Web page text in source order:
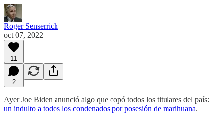
Roger Senserrich
oct 07, 2022
11
2
Ayer Joe Biden anunció algo que copó todos los titulares del país:
un indulto a todos los condenados por posesión de marihuana.